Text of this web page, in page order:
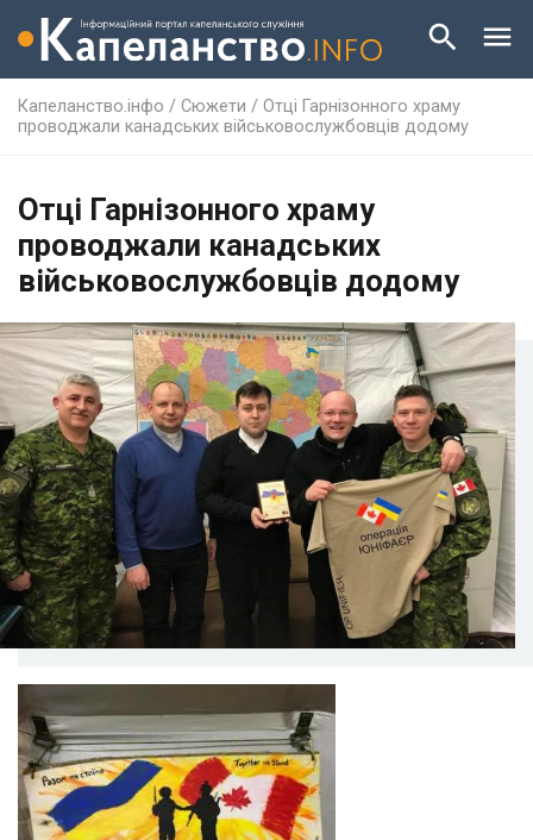
Капеланство.інфо / Сюжети / Отці Гарнізонного храму
проводжали канадських військовослужбовців додому
Отці Гарнізонного храму
проводжали канадських
військовослужбовців додому